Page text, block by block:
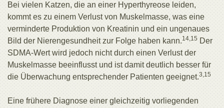
Bei vielen Katzen, die an einer Hyperthyreose leiden,
kommt es zu einem Verlust von Muskelmasse, was eine
verminderte Produktion von Kreatinin und ein ungenaues
Bild der Nierengesundheit zur Folge haben kann.14,15 Der
SDMA-Wert wird jedoch nicht durch einen Verlust der
Muskelmasse beeinflusst und ist damit deutlich besser für
die Überwachung entsprechender Patienten geeignet.3,15
Eine frühere Diagnose einer gleichzeitig vorliegenden